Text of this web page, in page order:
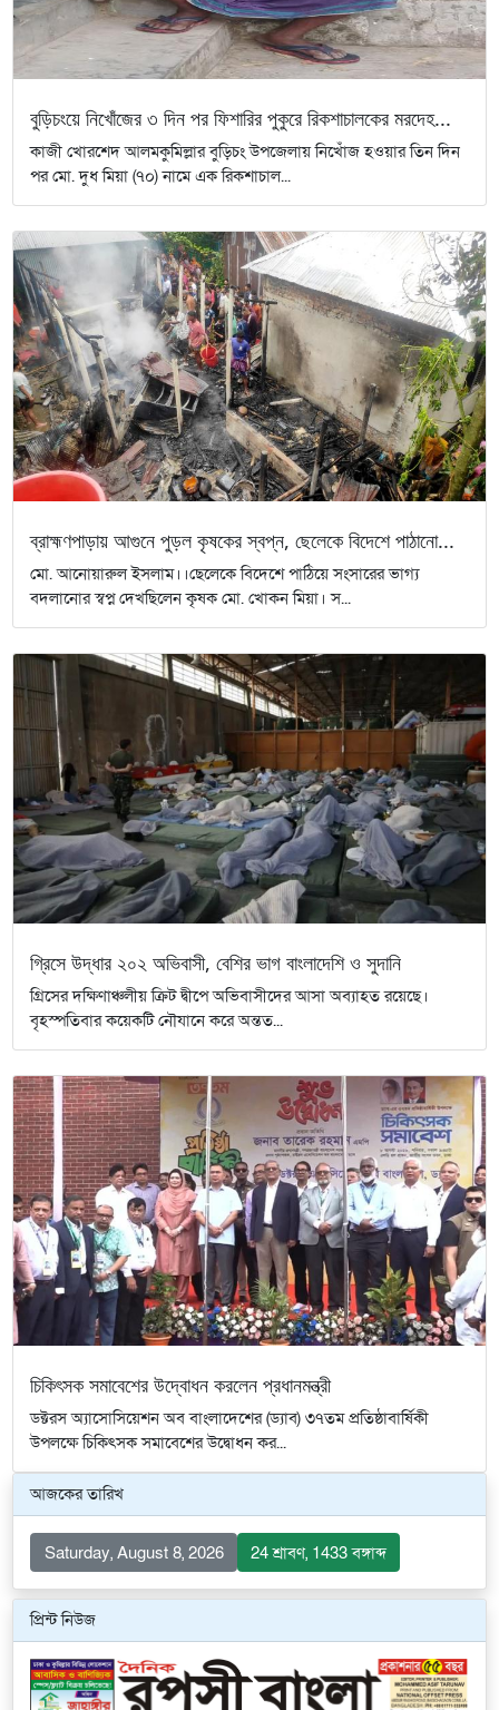
বুড়িচংয়ে নিখোঁজের ৩ দিন পর ফিশারির পুকুরে রিকশাচালকের মরদেহ...
কাজী খোরশেদ আলমকুমিল্লার বুড়িচং উপজেলায় নিখোঁজ হওয়ার তিন দিন
পর মো. দুধ মিয়া (৭০) নামে এক রিকশাচাল...
ব্রাহ্মণপাড়ায় আগুনে পুড়ল কৃষকের স্বপ্ন, ছেলেকে বিদেশে পাঠানো...
মো. আনোয়ারুল ইসলাম।।ছেলেকে বিদেশে পাঠিয়ে সংসারের ভাগ্য
বদলানোর স্বপ্ন দেখছিলেন কৃষক মো. খোকন মিয়া। স...
গ্রিসে উদ্ধার ২০২ অভিবাসী, বেশির ভাগ বাংলাদেশি ও সুদানি
গ্রিসের দক্ষিণাঞ্চলীয় ক্রিট দ্বীপে অভিবাসীদের আসা অব্যাহত রয়েছে।
বৃহস্পতিবার কয়েকটি নৌযানে করে অন্তত...
চিকিৎসক সমাবেশের উদ্বোধন করলেন প্রধানমন্ত্রী
ডক্টরস অ্যাসোসিয়েশন অব বাংলাদেশের (ড্যাব) ৩৭তম প্রতিষ্ঠাবার্ষিকী
উপলক্ষে চিকিৎসক সমাবেশের উদ্বোধন কর...
আজকের তারিখ
Saturday, August 8, 2026 24 শ্রাবণ, 1433 বঙ্গাব্দ
প্রিন্ট নিউজ